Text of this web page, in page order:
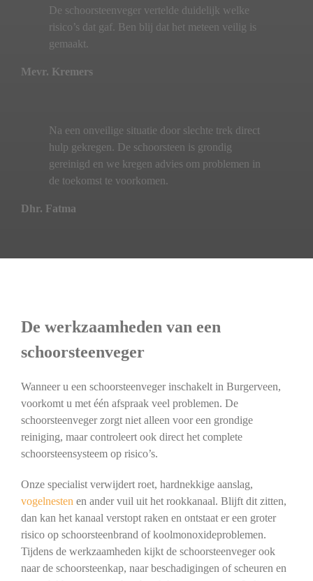
De schoorsteenveger vertelde duidelijk welke
risico’s dat gaf. Ben blij dat het meteen veilig is
gemaakt.
Mevr. Kremers
Na een onveilige situatie door slechte trek direct
hulp gekregen. De schoorsteen is grondig
gereinigd en we kregen advies om problemen in
de toekomst te voorkomen.
Dhr. Fatma
De werkzaamheden van een
schoorsteenveger
Wanneer u een schoorsteenveger inschakelt in Burgerveen,
voorkomt u met één afspraak veel problemen. De
schoorsteenveger zorgt niet alleen voor een grondige
reiniging, maar controleert ook direct het complete
schoorsteensysteem op risico’s.
Onze specialist verwijdert roet, hardnekkige aanslag,
vogelnesten en ander vuil uit het rookkanaal. Blijft dit zitten,
dan kan het kanaal verstopt raken en ontstaat er een groter
risico op schoorsteenbrand of koolmonoxideproblemen.
Tijdens de werkzaamheden kijkt de schoorsteenveger ook
naar de schoorsteenkap, naar beschadigingen of scheuren en